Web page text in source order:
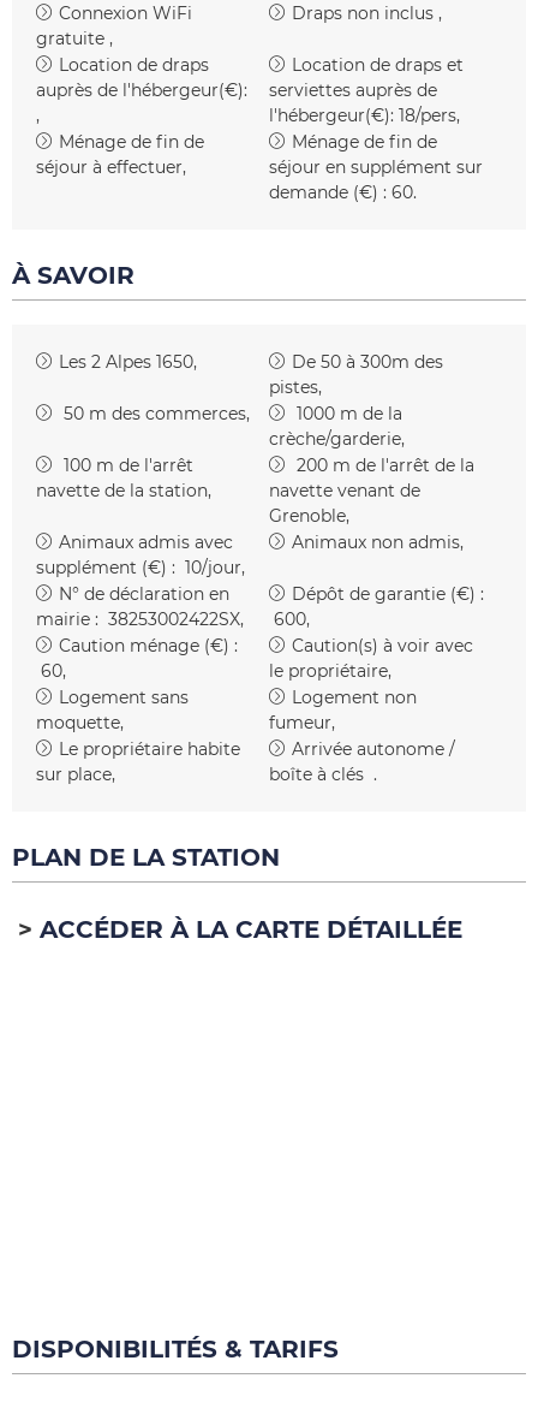
Connexion WiFi
gratuite
Draps non inclus
Location de draps
auprès de l'hébergeur(€):
Location de draps et
serviettes auprès de
l'hébergeur(€): 18/pers
Ménage de fin de
séjour à effectuer
Ménage de fin de
séjour en supplément sur
demande (€) : 60
À SAVOIR
Les 2 Alpes 1650
De 50 à 300m des
pistes
50 m des commerces 1000 m de la
crèche/garderie
100 m de l'arrêt
navette de la station
200 m de l'arrêt de la
navette venant de
Grenoble
Animaux admis avec
supplément (€) : 10/jour
Animaux non admis
N° de déclaration en
mairie : 38253002422SX
Dépôt de garantie (€) :
600
Caution ménage (€) :
60
Caution(s) à voir avec
le propriétaire
Logement sans
moquette
Logement non
fumeur
Le propriétaire habite
sur place
Arrivée autonome /
boîte à clés
PLAN DE LA STATION
ACCÉDER À LA CARTE DÉTAILLÉE
DISPONIBILITÉS & TARIFS